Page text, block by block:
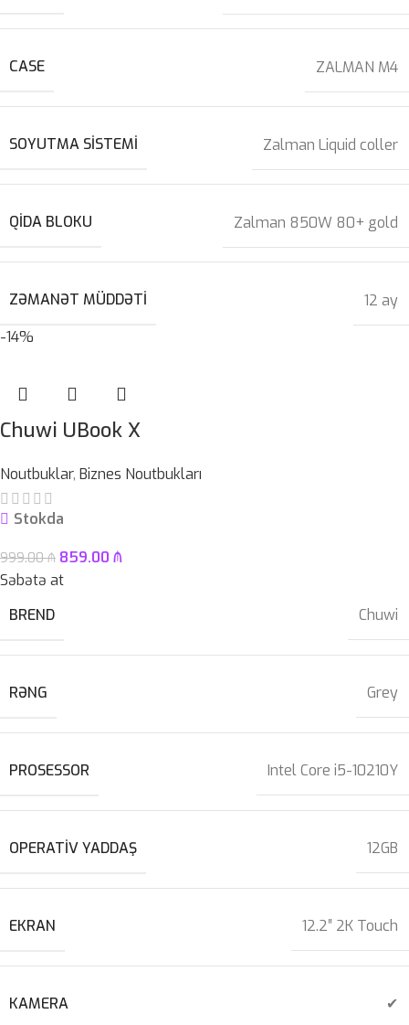
CASE ZALMAN M4
SOYUTMA SISTEMI Zalman Liquid coller
QIDA BLOKU Zalman 850W 80+ gold
ZƏMANƏT MÜDDƏTI
12 ay
-14%
Chuwi UBook X
Noutbuklar, Biznes Noutbukları
Stokda
999.00₼ 859.00 ₼
Səbətə at
BREND
Chuwi
RƏNG Grey
PROSESSOR Intel Core i5-10210Y
OPERATIV YADDAŞ 12GB
EKRAN 12.2″ 2K Touch
KAMERA ✔